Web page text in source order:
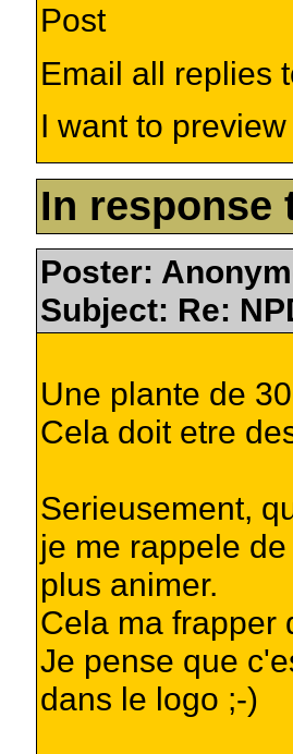
Post
Email all replies
I want to
In response
Poster:
Subject: Re:
Une plante de
Cela doit etre
Serieusement,
je me rappele
plus animer.
Cela ma frapper
Je pense que
dans le logo ;-)